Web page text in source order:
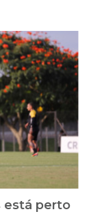
está perto